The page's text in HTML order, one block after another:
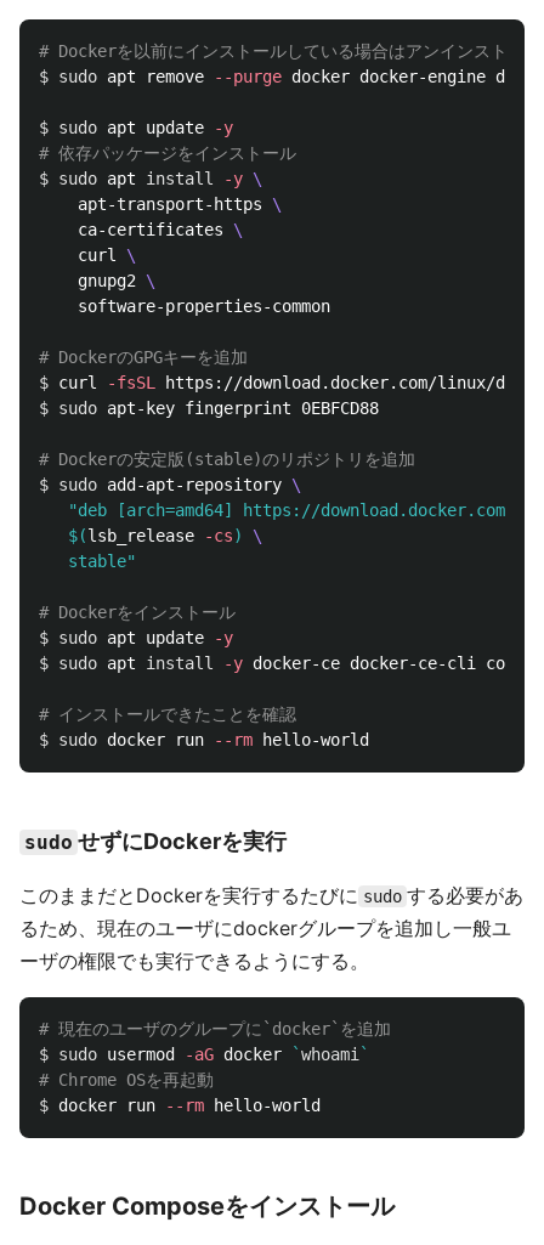
# Dockerを以前にインストールしている場合はアンインストール
$ sudo apt remove --purge docker docker-engine
$ sudo apt update
-y
# 依存パッケージをインストール
$ sudo apt install -y \
    apt-transport-https
\
    ca-certificates
\
    curl
\
    gnupg2
\
    software-properties-common
# DockerのGPGキーを追加
$ curl -fsSL
https://download.docker.com/linux/
$ sudo apt-key fingerprint 0EBFCD88
# Dockerの安定版(stable)のリポジトリを追加
$ sudo add-apt-repository \
"deb [arch=amd64] https://download.docker.com/
$(lsb_release -cs)
\
   stable"
# Dockerをインストール
$ sudo apt update
-y
$ sudo apt install -y docker-ce docker-ce-cli
# インストールできたことを確認
$ sudo docker run --rm
sudo せずにDockerを実行
このままだとDockerを実行するたびに sudo する必要があ
るため、現在のユーザにdockerグループを追加し一般ユ
ーザの権限でも実行できるようにする。
# 現在のユーザのグループに`docker`を追加
$ sudo usermod -aG docker `whoami `
# Chrome OSを再起動
$ docker run --rm
Docker Composeをインストール